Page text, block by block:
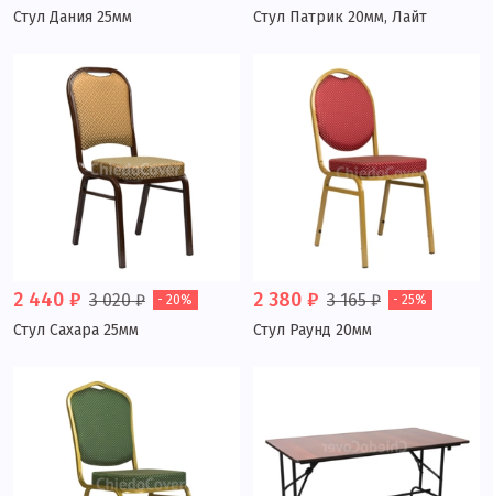
Стул Дания 25мм Стул Патрик 20мм, Лайт
2 440 ₽ 3 020 ₽ - 20%
Стул Сахара 25мм
2 380 ₽ 3 165 ₽ - 25%
Стул Раунд 20мм